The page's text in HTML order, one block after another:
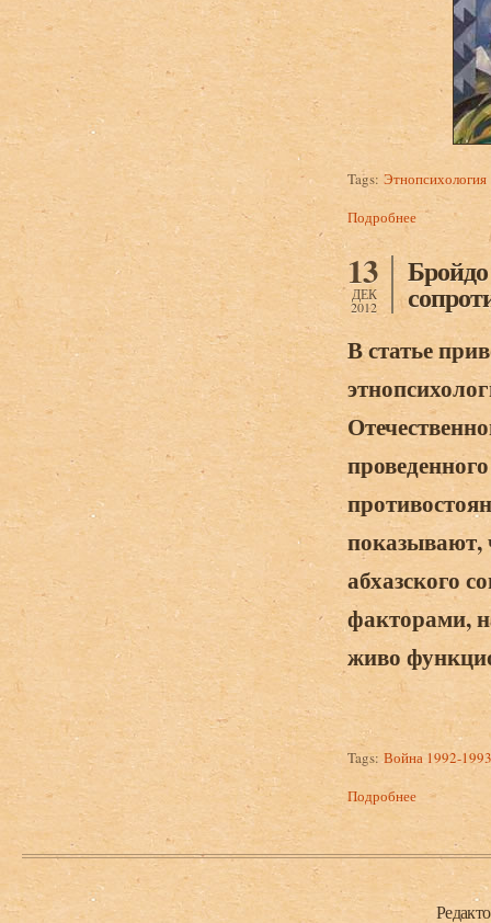
Tags: Этнопсихология
Подробнее о Бройдо
13
ДЕК
2012
В статье
показывают,
абхазского
факторами,
живо
Tags:Война 1992-
Подробнее о Бройдо
1992-1993
Нижний колонтитул